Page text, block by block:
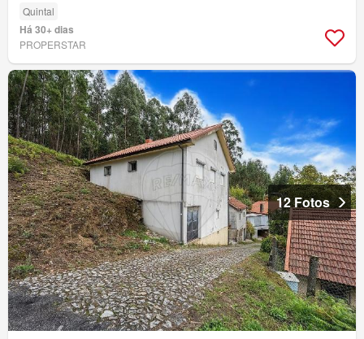
Quintal
Há 30+ dias
PROPERSTAR
12 Fotos